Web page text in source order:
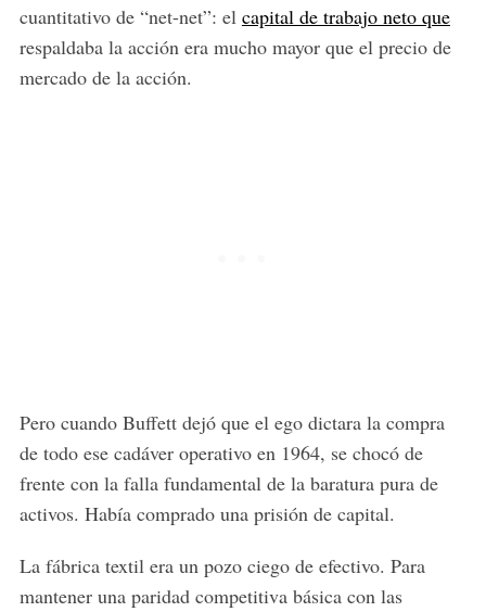
cuantitativo de “net-net”: el capital de trabajo neto que
respaldaba la acción era mucho mayor que el precio de
mercado de la acción.
Pero cuando Buffett dejó que el ego dictara la compra
de todo ese cadáver operativo en 1964, se chocó de
frente con la falla fundamental de la baratura pura de
activos. Había comprado una prisión de capital.
La fábrica textil era un pozo ciego de efectivo. Para
mantener una paridad competitiva básica con las